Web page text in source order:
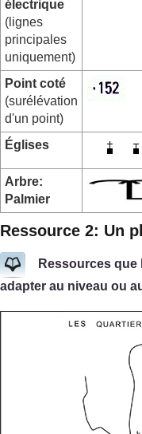
électrique
(lignes
principales
uniquement)
Point coté
(surélévation
d'un point)
Églises
Arbre:
Palmier
Ressource 2: Un
Ressources
adapter au niveau ou